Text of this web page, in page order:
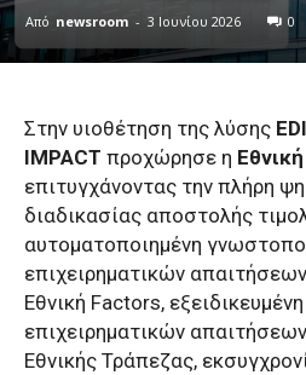
Από newsroom - 3 Ιουνίου 2026 0
Στην υιοθέτηση της λύσης EDI
IMPACT προχώρησε η
επιτυγχάνοντας την πλήρη
διαδικασίας αποστολής
αυτοματοποιημένη
επιχειρηματικών
Εθνική Factors,
επιχειρηματικών
Εθνικής Τράπεζας,